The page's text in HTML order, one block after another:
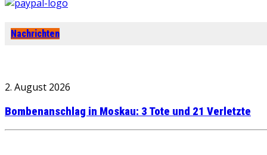
Nachrichten
2. August 2026
Bombenanschlag in Moskau: 3 Tote und 21 Verletzte